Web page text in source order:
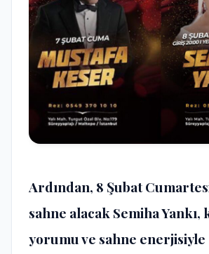
Ardından, 8 Şubat
sahne alacak Semiha Yankı,
yorumu ve sahne enerjisiyle